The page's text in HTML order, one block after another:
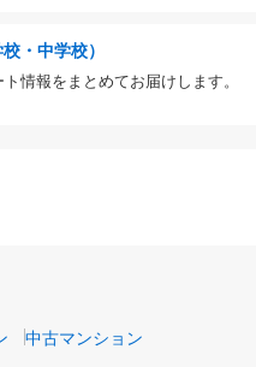
・中学校）
情報をまとめてお届けします。
中古マンション